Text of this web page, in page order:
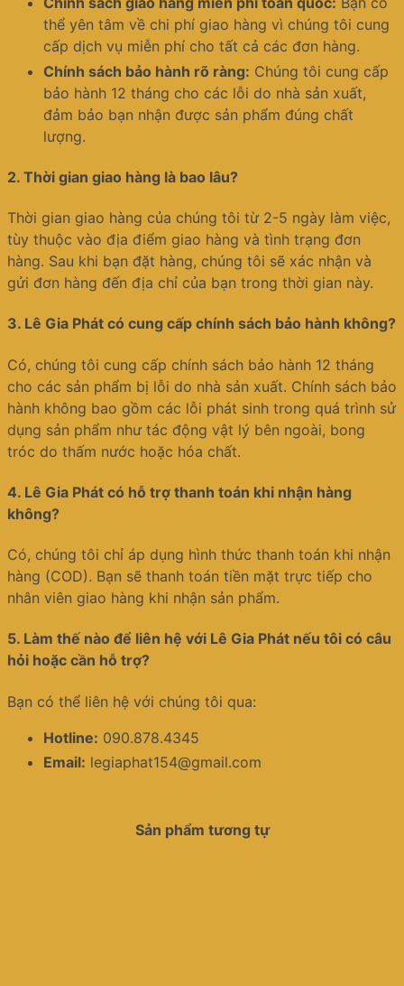
thể yên tâm về chi phí giao hàng vì chúng tôi cung
cấp dịch vụ miễn phí cho tất cả các đơn hàng.
Chính sách bảo hành rõ ràng: Chúng tôi cung cấp
bảo hành 12 tháng cho các lỗi do nhà sản xuất,
đảm bảo bạn nhận được sản phẩm đúng chất
lượng.
2. Thời gian giao hàng là bao lâu?
Thời gian giao hàng của chúng tôi từ 2-5 ngày làm việc,
tùy thuộc vào địa điểm giao hàng và tình trạng đơn
hàng. Sau khi bạn đặt hàng, chúng tôi sẽ xác nhận và
gửi đơn hàng đến địa chỉ của bạn trong thời gian này.
3. Lê Gia Phát có cung cấp chính sách bảo hành không?
Có, chúng tôi cung cấp chính sách bảo hành 12 tháng
cho các sản phẩm bị lỗi do nhà sản xuất. Chính sách bảo
hành không bao gồm các lỗi phát sinh trong quá trình sử
dụng sản phẩm như tác động vật lý bên ngoài, bong
tróc do thấm nước hoặc hóa chất.
4. Lê Gia Phát có hỗ trợ thanh toán khi nhận hàng
không?
Có, chúng tôi chỉ áp dụng hình thức thanh toán khi nhận
hàng (COD). Bạn sẽ thanh toán tiền mặt trực tiếp cho
nhân viên giao hàng khi nhận sản phẩm.
5. Làm thế nào để liên hệ với Lê Gia Phát nếu tôi có câu
hỏi hoặc cần hỗ trợ?
Bạn có thể liên hệ với chúng tôi qua:
Hotline: 090.878.4345
Email: legiaphat154@gmail.com
Sản phẩm tương tự